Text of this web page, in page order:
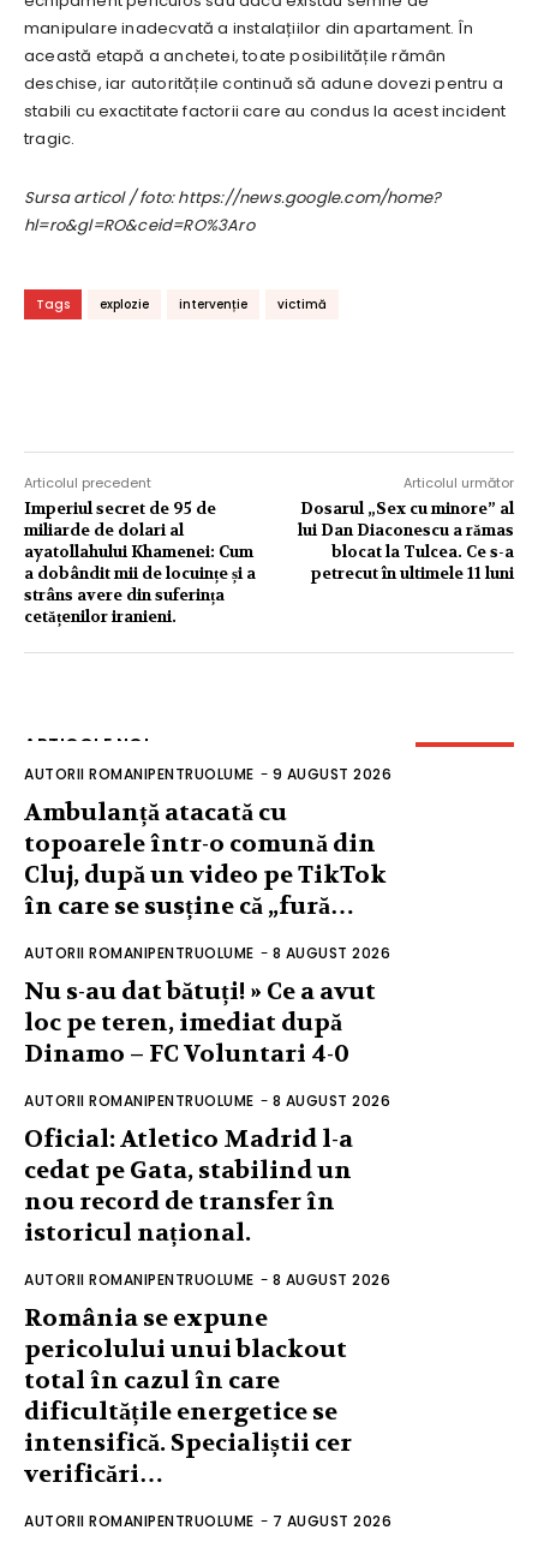
manipulare inadecvată a instalațiilor din apartament. În
această etapă a anchetei, toate posibilitățile rămân
deschise, iar autoritățile continuă să adune dovezi pentru a
stabili cu exactitate factorii care au condus la acest incident
tragic.
Sursa articol / foto: https://news.google.com/home?
hl=ro&gl=RO&ceid=RO%3Aro
Tags explozie intervenție victimă
Articolul precedent
Imperiul secret de 95 de
miliarde de dolari al
ayatollahului Khamenei: Cum
a dobândit mii de locuințe și a
strâns avere din suferința
cetățenilor iranieni.
Articolul următor
Dosarul „Sex cu minore” al
lui Dan Diaconescu a rămas
blocat la Tulcea. Ce s-a
petrecut în ultimele 11 luni
ARTICOLE NOI
AUTORII ROMANIPENTRUOLUME - 9 AUGUST 2026
Ambulanță atacată cu
topoarele într-o comună din
Cluj, după un video pe TikTok
în care se susține că „fură…
AUTORII ROMANIPENTRUOLUME - 8 AUGUST 2026
Nu s-au dat bătuți! » Ce a avut
loc pe teren, imediat după
Dinamo – FC Voluntari 4-0
AUTORII ROMANIPENTRUOLUME - 8 AUGUST 2026
Oficial: Atletico Madrid l-a
cedat pe Gata, stabilind un
nou record de transfer în
istoricul național.
AUTORII ROMANIPENTRUOLUME - 8 AUGUST 2026
România se expune
pericolului unui blackout
total în cazul în care
dificultățile energetice se
intensifică. Specialiștii cer
verificări…
AUTORII ROMANIPENTRUOLUME - 7 AUGUST 2026